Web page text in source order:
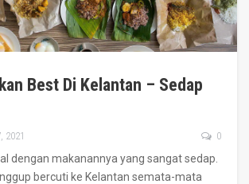
Best Di Kelantan – Sedap
2021 0
dengan makanannya yang sangat sedap.
bercuti ke Kelantan semata-mata